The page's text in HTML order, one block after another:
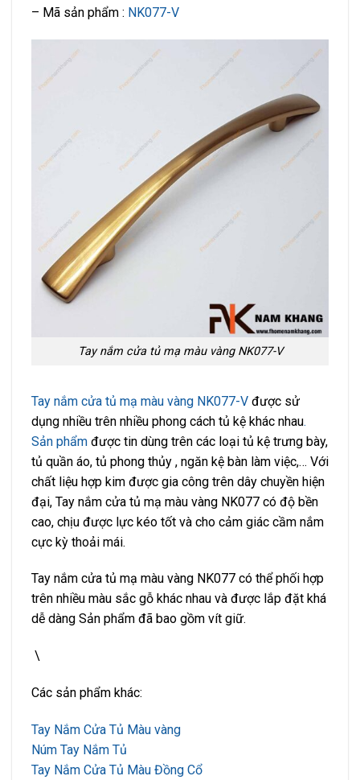
– Mã sản phẩm : NK077-V
Tay nắm cửa tủ mạ màu vàng NK077-V
Tay nắm cửa tủ mạ màu vàng NK077-V được sử
dụng nhiều trên nhiều phong cách tủ kệ khác nhau.
Sản phẩm được tin dùng trên các loại tủ kệ trưng bày,
tủ quần áo, tủ phong thủy , ngăn kệ bàn làm việc,… Với
chất liệu hợp kim được gia công trên dây chuyền hiện
đại, Tay nắm cửa tủ mạ màu vàng NK077 có độ bền
cao, chịu được lực kéo tốt và cho cảm giác cầm nắm
cực kỳ thoải mái.
Tay nắm cửa tủ mạ màu vàng NK077 có thể phối hợp
trên nhiều màu sắc gỗ khác nhau và được lắp đặt khá
dễ dàng Sản phẩm đã bao gồm vít giữ.
\
Các sản phẩm khác:
Tay Nắm Cửa Tủ Màu vàng
Núm Tay Nắm Tủ
Tay Nắm Cửa Tủ Màu Đồng Cổ